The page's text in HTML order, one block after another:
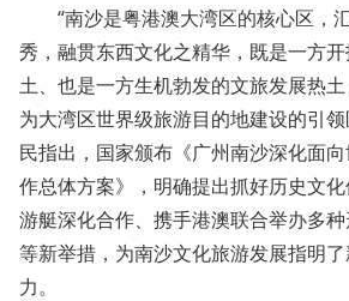
“南沙是粤港澳大湾区的核心区，
秀，融贯东西文化之精华，既是一方
土、也是一方生机勃发的文旅发展热
为大湾区世界级旅游目的地建设的引
民指出，国家颁布《广州南沙深化面
作总体方案》，明确提出抓好历史文
游艇深化合作、携手港澳联合举办多
等新举措，为南沙文化旅游发展指明
力。